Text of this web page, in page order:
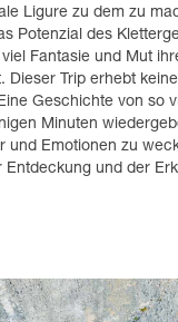
Ligure zu dem zu
Potenzial des
Fantasie und Mut
Dieser Trip erhebt
Geschichte von so
Minuten
und Emotionen zu
Entdeckung und der